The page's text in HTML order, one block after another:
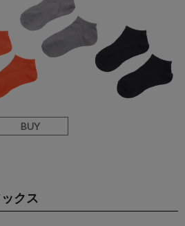
BUY
クス